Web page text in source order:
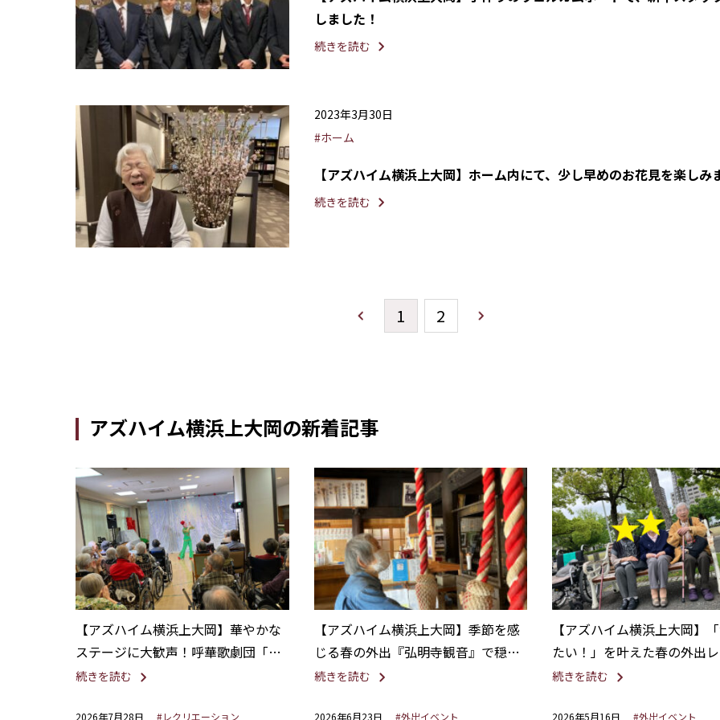
しました！
続きを読む
2023年3月30日
#ホーム
【アズハイム横浜上大岡】ホーム内にて、少し早めのお花見を楽しみ
続きを読む
1 2
アズハイム横浜上大岡の新着記事
【アズハイム横浜上大岡】華やかな
ステージに大歓声！呼華歌劇団「懐
かしの歌謡ショー」
続きを読む
2026年7月28日 #レクリエーション
【アズハイム横浜上大岡】季節を感
じる春の外出『弘明寺観音』で穏や
かな時間
続きを読む
2026年6月23日 #外出イベント
【アズハイム横浜上大岡】
たい！」を叶えた春の外出
ーション
続きを読む
2026年5月16日 #外出イベント